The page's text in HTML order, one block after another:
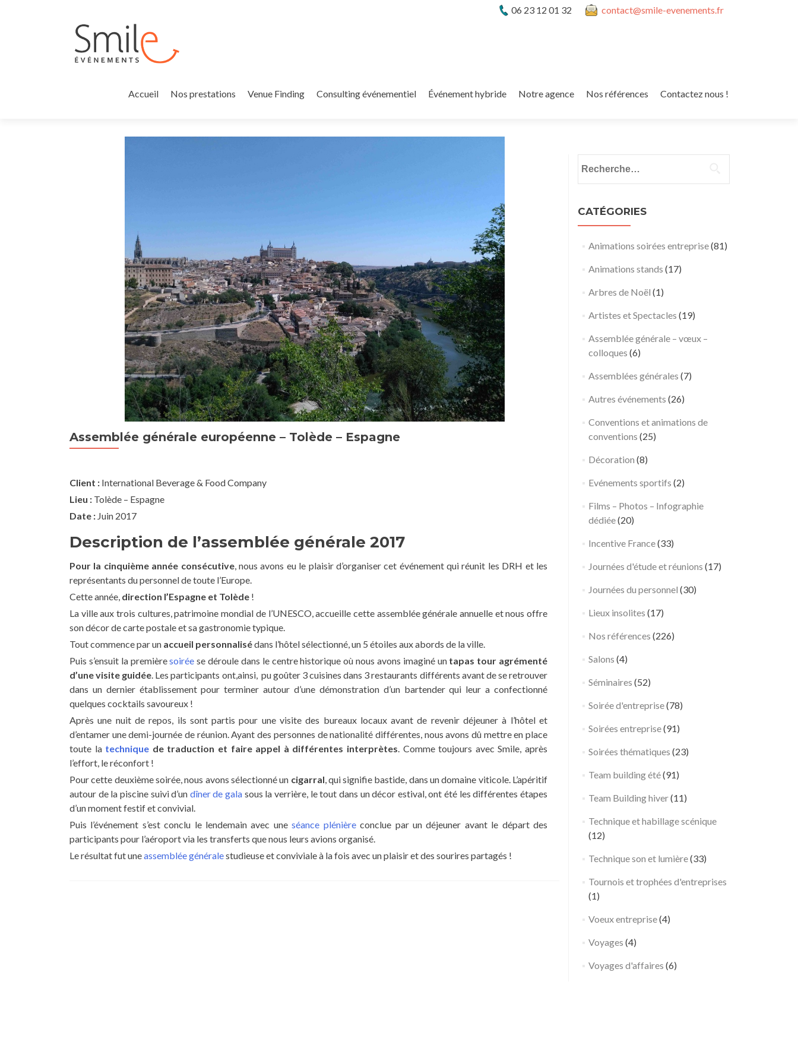
06 23 12 01 32 contact@smile-evenements.fr
Accueil Nos prestations Venue Finding Consulting événementiel Événement hybride Notre agence Nos références Contactez nous !
Assemblée générale européenne – Tolède – Espagne
Client : International Beverage & Food Company
Lieu : Tolède – Espagne
Date : Juin 2017
Description de l’assemblée générale 2017
Pour la cinquième année consécutive, nous avons eu le plaisir d’organiser cet événement qui réunit les DRH et les
représentants du personnel de toute l’Europe.
Cette année, direction l’Espagne et Tolède !
La ville aux trois cultures, patrimoine mondial de l’UNESCO, accueille cette assemblée générale annuelle et nous offre
son décor de carte postale et sa gastronomie typique.
Tout commence par un accueil personnalisédans l’hôtel sélectionné, un 5 étoiles aux abords de la ville.
Puis s’ensuit la premièresoirée se déroule dans le centre historique où nous avons imaginé un tapas tour agrémenté
d’une visite guidée. Les participants ont,ainsi, pu goûter 3 cuisines dans 3 restaurants différents avant de se retrouver
dans un dernier établissement pour terminer autour d’une démonstration d’un bartender qui leur a confectionné
quelques cocktails savoureux !
Après une nuit de repos, ils sont partis pour une visite des bureaux locaux avant de revenir déjeuner à l’hôtel et
d’entamer une demi-journée de réunion. Ayant des personnes de nationalité différentes, nous avons dû mettre en place
toute la technique de traduction et faire appel à différentes interprètes. Comme toujours avec Smile, après
l’effort, le réconfort !
Pour cette deuxième soirée, nous avons sélectionné un cigarral, qui signifie bastide, dans un domaine viticole. L’apéritif
autour de la piscine suivi d’un dîner de gala sous la verrière, le tout dans un décor estival, ont été les différentes étapes
d’un moment festif et convivial.
Puis l’événement s’est conclu le lendemain avec uneséance plénièreconclue par un déjeuner avant le départ des
participants pour l’aéroport via les transferts que nous leurs avions organisé.
Le résultat fut uneassemblée généralestudieuse et conviviale à la fois avec un plaisir et des sourires partagés !
Soirée
Team
Building
Party –
Rhône
T
e
a
B
d
n
e
1
2
r
a
x
a
o
n
d
B
o
g
t
CATÉGORIES
Animations soirées entreprise(81)
Animations stands (17)
Arbres de Noël (1)
Artistes et Spectacles (19)
Assemblée générale – vœux –
colloques (6)
Assemblées générales (7)
Autres événements (26)
Conventions et animations de
conventions (25)
Décoration (8)
Evénements sportifs (2)
Films – Photos – Infographie
dédiée(20)
Incentive France(33)
Journées d'étude et réunions (17)
Journées du personnel (30)
Lieux insolites (17)
Nos références (226)
Salons (4)
Séminaires (52)
Soirée d'entreprise(78)
Soirées entreprise(91)
Soirées thématiques (23)
Team building été(91)
Team Building hiver(11)
Technique et habillage scénique
(12)
Technique son et lumière(33)
Tournois et trophées d'entreprises
(1)
Voeux entreprise(4)
Voyages (4)
Voyages d'affaires (6)